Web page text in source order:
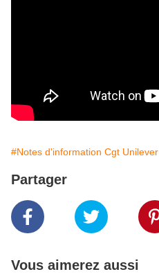
#Notes d'information Cgt Unilever
Partager
Vous aimerez aussi